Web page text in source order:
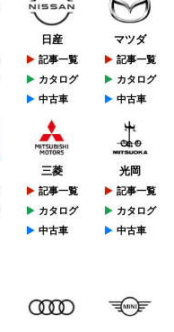
日産
記事一覧
カタログ
中古車
マツダ
記事一覧
カタログ
中古車
三菱
記事一覧
カタログ
中古車
光岡
記事一覧
カタログ
中古車